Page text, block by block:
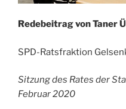
Redebeitrag von Taner
SPD-Ratsfraktion
Sitzung des Rates der
Februar 2020